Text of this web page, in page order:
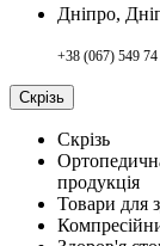
Дніпро,
+38 (067) 549 74
Скрізь
Скрізь
продукція
Товари для